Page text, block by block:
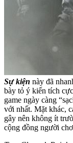
Sự kiện này đã
bày tỏ ý kiến tích
game ngày càng
với nhất. Mặt khác,
gây nên không ít
cộng đồng người